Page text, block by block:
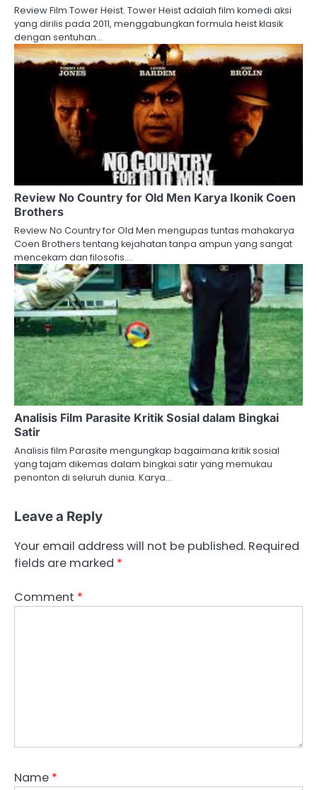
Review Film Tower Heist. Tower Heist adalah film komedi aksi
yang dirilis pada 2011, menggabungkan formula heist klasik
dengan sentuhan…
Review No Country for Old Men Karya Ikonik Coen
Brothers
Review No Country for Old Men mengupas tuntas mahakarya
Coen Brothers tentang kejahatan tanpa ampun yang sangat
mencekam dan filosofis.…
Analisis Film Parasite Kritik Sosial dalam Bingkai
Satir
Analisis film Parasite mengungkap bagaimana kritik sosial
yang tajam dikemas dalam bingkai satir yang memukau
penonton di seluruh dunia. Karya…
Leave a Reply
Your email address will not be published. Required
fields are marked *
Comment *
Name *